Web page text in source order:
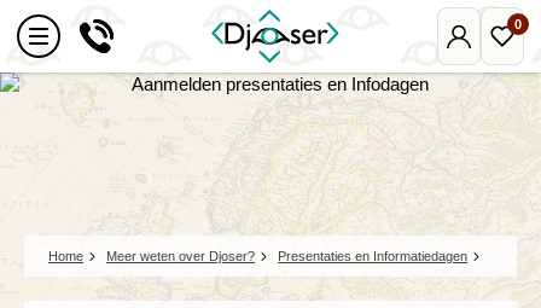
Mijn
Djoser
0
Home Meer weten over Djoser? Presentaties en Informatiedagen